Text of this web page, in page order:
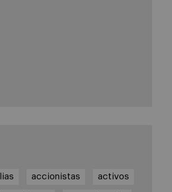
accionistas activos